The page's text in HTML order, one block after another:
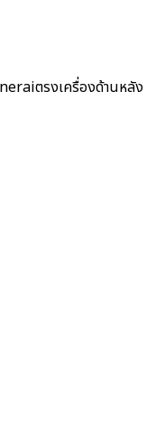
ตรงเครื่องด้านหลัง